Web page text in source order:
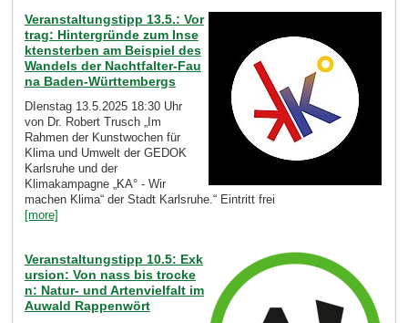
Veranstaltungstipp 13.5.: Vor
trag: Hintergründe zum Inse
ktensterben am Beispiel des
Wandels der Nachtfalter-Fau
na Baden-Württembergs
DIenstag 13.5.2025 18:30 Uhr
von Dr. Robert Trusch „Im
Rahmen der Kunstwochen für
Klima und Umwelt der GEDOK
Karlsruhe und der
Klimakampagne „KA° - Wir
machen Klima“ der Stadt Karlsruhe.“ Eintritt frei
[more]
Veranstaltungstipp 10.5: Exk
ursion: Von nass bis trocke
n: Natur- und Artenvielfalt im
Auwald Rappenwört